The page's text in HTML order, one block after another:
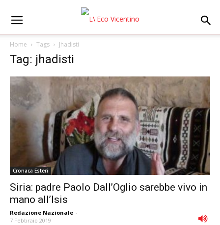
Home Tags Jhadisti
Tag: jhadisti
Cronaca Esteri
Siria: padre Paolo Dall’Oglio sarebbe vivo in
mano all’Isis
Redazione Nazionale -
7 Febbraio 2019